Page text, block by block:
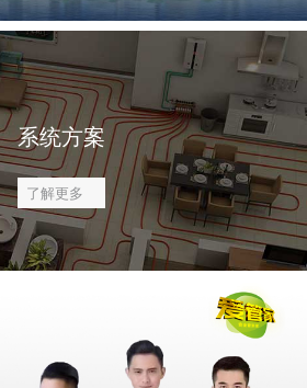
系统方案
了解更多